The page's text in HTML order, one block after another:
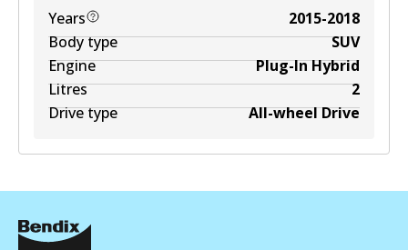
Years
2015-2018
Body type
SUV
Engine
Plug-In Hybrid
Litres
2
Drive type
All-wheel Drive